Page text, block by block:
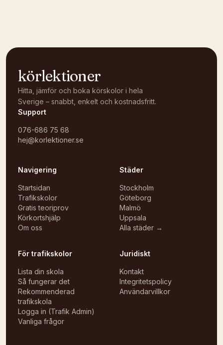
körlektioner
Hitta, jämför och boka körskolor i hela
Sverige – snabbt, enkelt och kostnadsfritt.
Support
076-686 75 68
hej@korlektioner.se
Navigering
Startsidan
Trafikskolor
Gratis teoriprov
Körkortshjälp
Om oss
Städer
Stockholm
Göteborg
Malmö
Uppsala
Alla städer →
För trafikskolor
Lista din skola
Så fungerar det
Rekommenderad
trafikskola
Logga in (Trafik Admin)
Vanliga frågor
Juridiskt
Kontakt
Integritetspolicy
Användarvillkor